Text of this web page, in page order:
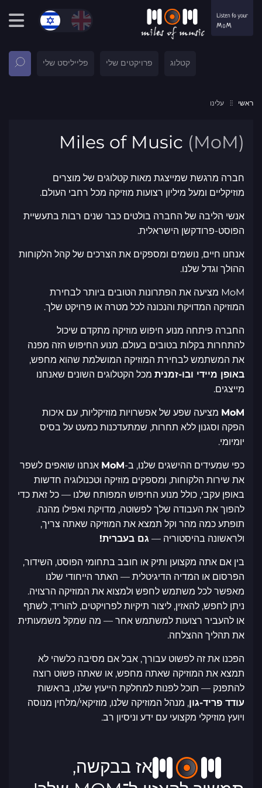
קטלוג פרויקטים שלי פלייליסט שלי
ראשי עלינו
Miles of Music (MoM)
חברה מרגשת שמייצגת מאות קטלוגים של מוצרים
מוזיקליים ומעל מיליון רצועות מוזיקה מכל רחבי העולם.
אנשי הליבה של החברה בולטים כבר שנים רבות בתעשיית
הפוסט-פרודקשן הישראלית.
אנחנו חיים, נושמים ומספקים את הצרכים של קהל הלקוחות
ההולך וגדל שלנו.
MoM מציעה את הפתרונות הטובים ביותר לבחירת
המוזיקה המדויקת והנכונה לכל מטרה או פרויקט שלך.
החברה פיתחה מנוע חיפוש מוזיקה מתקדם שיכול
להתחרות בקלות בטובים בעולם. מנוע החיפוש הזה מפנה
את המשתמש לבחירת המוזיקה המושלמת שהוא מחפש,
באופן מיידי ובו-זמנית מכל הקטלוגים השונים שאנחנו
מייצגים.
MoM מציעה שפע של אפשרויות מוזיקליות, עם איכות
הפקה וסגנון ללא תחרות, שמתעדכנות כמעט על בסיס
יומיומי.
כפי שמעידים ההישגים שלנו, ב-MoM אנחנו שואפים לשפר
את שירות הלקוחות, ומספקים מוזיקה וטכנולוגיה חדשות
באופן עקבי, כולל מנוע החיפוש המפותח שלנו — כל זאת כדי
להפוך את העבודה שלך לפשוטה, מדויקת ואפילו מהנה.
תופתע כמה מהר וקל תמצא את המוזיקה שאתה צריך,
ולראשונה בהיסטוריה — גם בעברית!
בין אם אתה מקצוען ותיק או חובב בתחומי הפוסט, השידור,
הפרסום או המדיה הדיגיטלית — האתר הייחודי שלנו
מאפשר לכל משתמש לחפש ולמצוא את המוזיקה הרצויה.
ניתן לחפש, להאזין, ליצור תיקיות לפרויקטים, להוריד, לשתף
או להעביר רצועות למשתמש אחר — מה שמקל משמעותית
את תהליך ההצלחה.
הפכנו את זה לפשוט עבורך, אבל אם מסיבה כלשהי לא
תמצא את המוזיקה שאתה מחפש, או שאתה פשוט רוצה
להתפנק — תוכל לפנות למחלקת הייעוץ שלנו, בראשות
עודד פריד-גון, מנהל המוזיקה שלנו, מוזיקאי/מלחין מנוסה
ויועץ מוזיקלי מקצועי עם ידע וניסיון רב.
אז בבקשה,